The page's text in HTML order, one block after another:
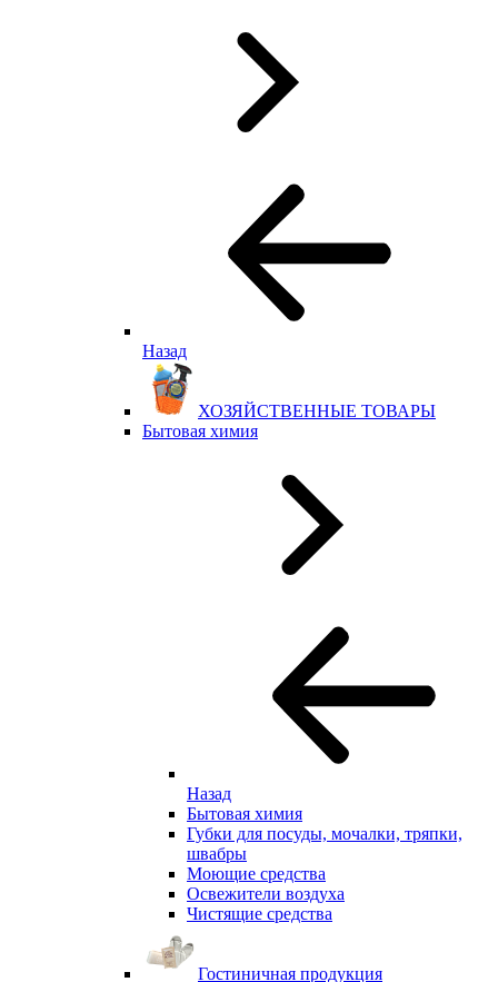
Назад
ХОЗЯЙСТВЕННЫЕ ТОВАРЫ
Бытовая химия
Назад
Бытовая химия
Губки для посуды, мочалки, тряпки,
швабры
Моющие средства
Освежители воздуха
Чистящие средства
Гостиничная продукция